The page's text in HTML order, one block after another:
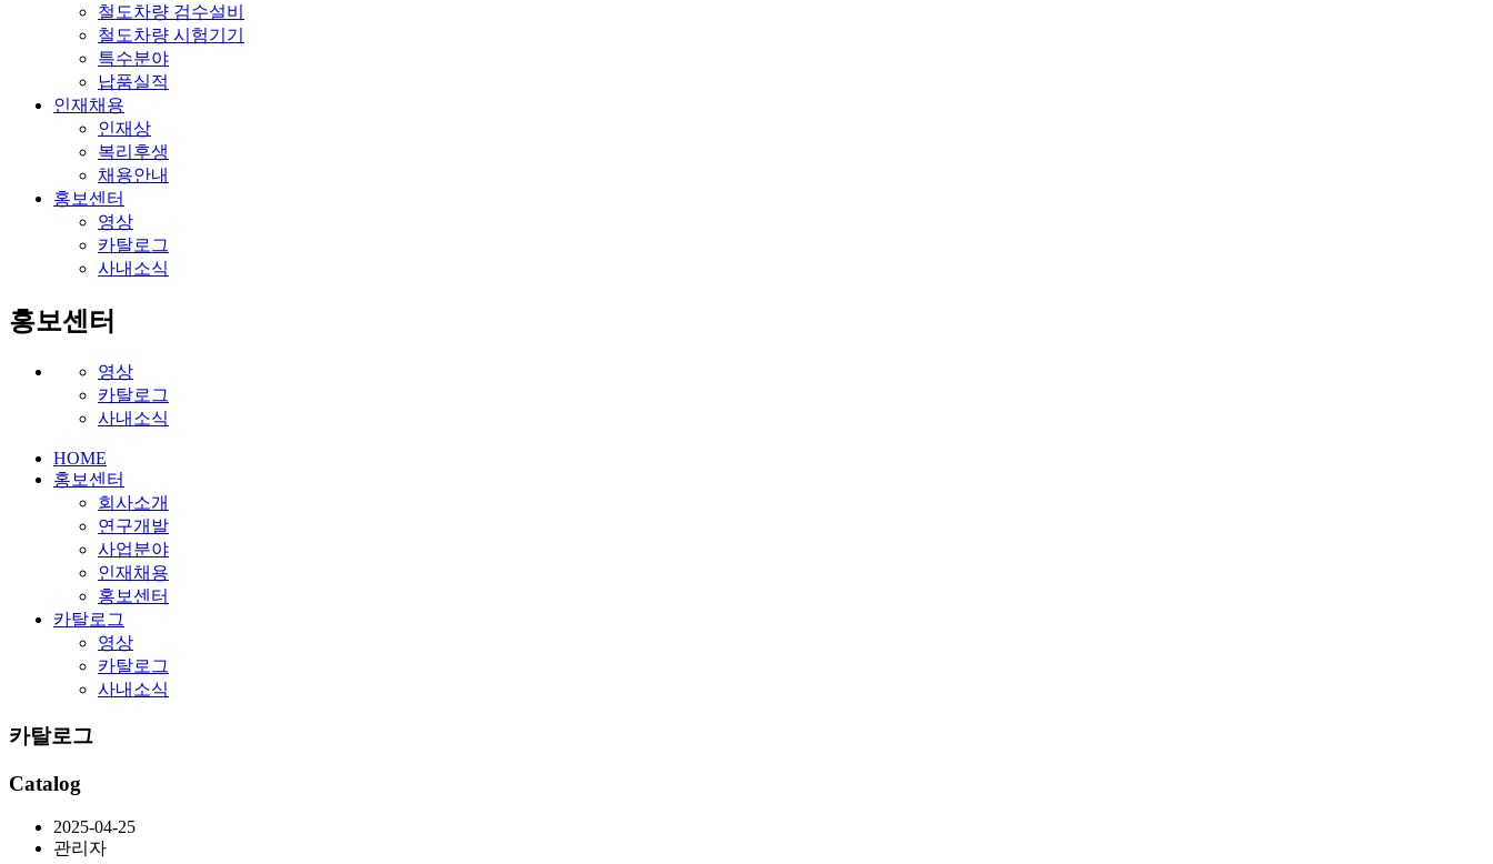
철도차량 검수설비
철도차량 시험기기
특수분야
납품실적
인재채용
인재상
복리후생
채용안내
홍보센터
영상
카탈로그
사내소식
홍보센터
영상
카탈로그
사내소식
HOME
홍보센터
회사소개
연구개발
사업분야
인재채용
홍보센터
카탈로그
영상
카탈로그
사내소식
카탈로그
Catalog
2025-04-25
관리자